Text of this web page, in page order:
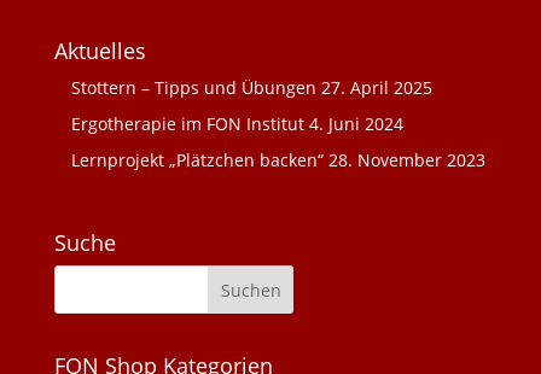
Aktuelles
Stottern – Tipps und Übungen 27. April 2025
Ergotherapie im FON Institut 4. Juni 2024
Lernprojekt „Plätzchen backen“ 28. November 2023
Suche
FON Shop Kategorien